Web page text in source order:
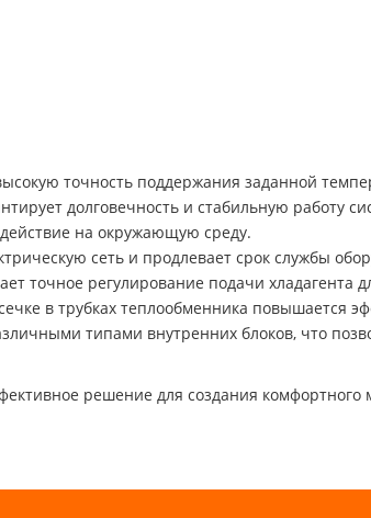
точность поддержания заданной
долговечность и стабильную работу
на окружающую среду.
сеть и продлевает срок службы
точное регулирование подачи хладагента
в трубках теплообменника повышается
типами внутренних блоков, что
решение для создания